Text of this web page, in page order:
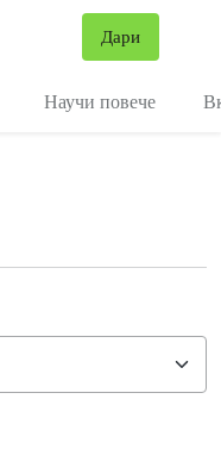
Дари
Научи повече